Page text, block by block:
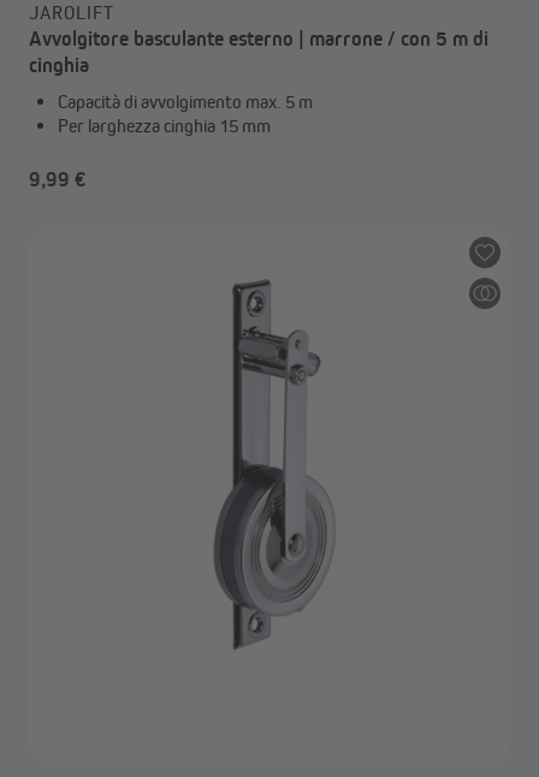
JAROLIFT
Avvolgitore basculante esterno | marrone / con 5 m di
cinghia
Capacità di avvolgimento max. 5 m
Per larghezza cinghia 15 mm
9,99 €